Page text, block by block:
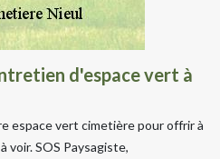
d'espace vert à
espace vert cimetière pour offrir à
voir. SOS Paysagiste,